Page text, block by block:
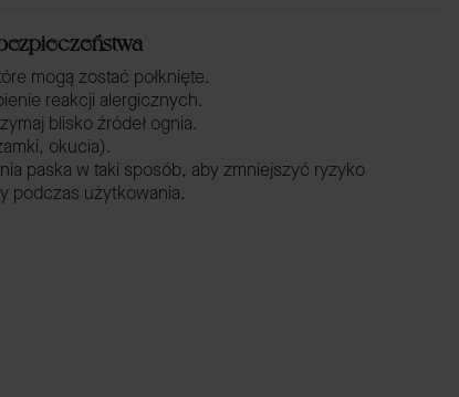
mogą zostać połknięte.
reakcji alergicznych.
blisko źródeł ognia.
okucia).
paska w taki sposób, aby zmniejszyć ryzyko
podczas użytkowania.